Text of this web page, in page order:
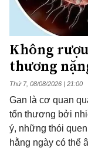
Không
thương
Thứ 7, 08/08/2026 | 21:00
Gan là cơ quan
tổn thương bởi
ý, những thói
hằng ngày có thể